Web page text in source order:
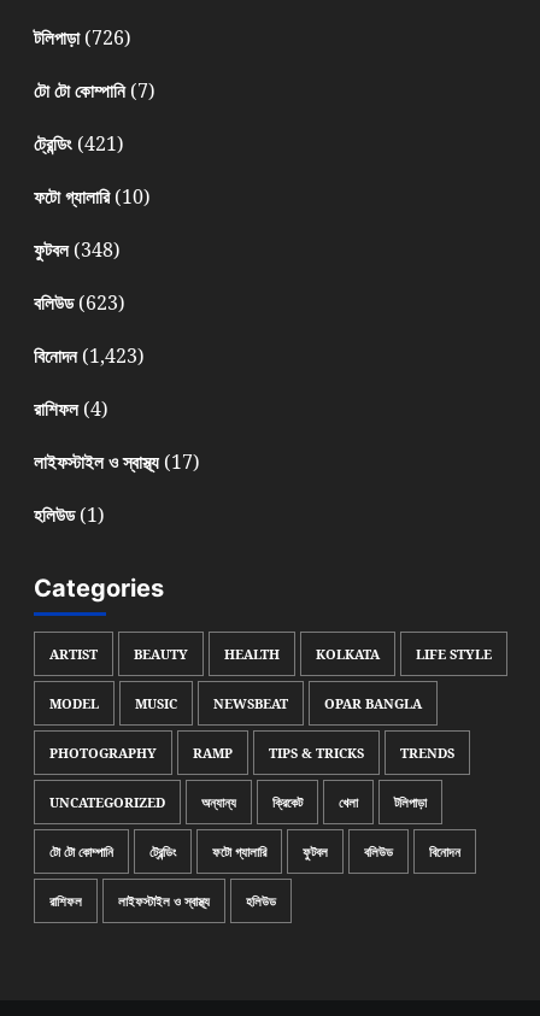
টলিপাড়া(726)
টো টো কোম্পানি(7)
ট্রেন্ডিং(421)
ফটো গ্যালারি(10)
ফুটবল(348)
বলিউড(623)
বিনোদন(1,423)
রাশিফল(4)
লাইফস্টাইল ও স্বাস্থ্য(17)
হলিউড(1)
Categories
ARTIST BEAUTY HEALTH KOLKATA LIFE STYLE
MODEL MUSIC NEWSBEAT OPAR BANGLA
PHOTOGRAPHY RAMP TIPS & TRICKS TRENDS
UNCATEGORIZED অন্যান্য ক্রিকেট খেলা টলিপাড়া
টো টো কোম্পানি ট্রেন্ডিং ফটো গ্যালারি ফুটবল বলিউড বিনোদন
রাশিফল লাইফস্টাইল ও স্বাস্থ্য হলিউড